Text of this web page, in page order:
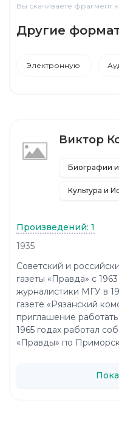
Вы скачиваете фрагмент
Другие
Электронную
Виктор
Биографии
Культура и
Произведений: 1
1935
Советский и
газеты «Правда» с
журналистики МГУ в
газете «Рязанский
приглашение
1965 годах работал
«Правды» по